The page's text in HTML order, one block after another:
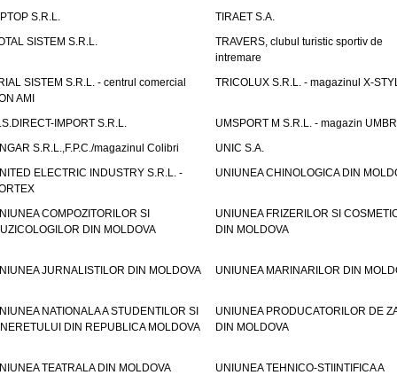
S.R.L.
TIRAET S.A.
SISTEM S.R.L.
TRAVERS, clubul turistic sportiv de
intremare
SISTEM S.R.L. - centrul comercial
AMI
TRICOLUX S.R.L. - magazinul X-
IMPORT S.R.L.
UMSPORT M S.R.L. - magazin
S.R.L.,F.P.C./magazinul Colibri
UNIC S.A.
ELECTRIC INDUSTRY S.R.L. -
UNIUNEA CHINOLOGICA DIN
COMPOZITORILOR SI
DIN MOLDOVA
UNIUNEA FRIZERILOR SI
DIN MOLDOVA
JURNALISTILOR DIN MOLDOVA UNIUNEA MARINARILOR DIN
NATIONALA A STUDENTILOR SI
DIN REPUBLICA MOLDOVA
UNIUNEA PRODUCATORILOR DE
DIN MOLDOVA
TEATRALA DIN MOLDOVA
UNIUNEA TEHNICO-STIINTIFICA A